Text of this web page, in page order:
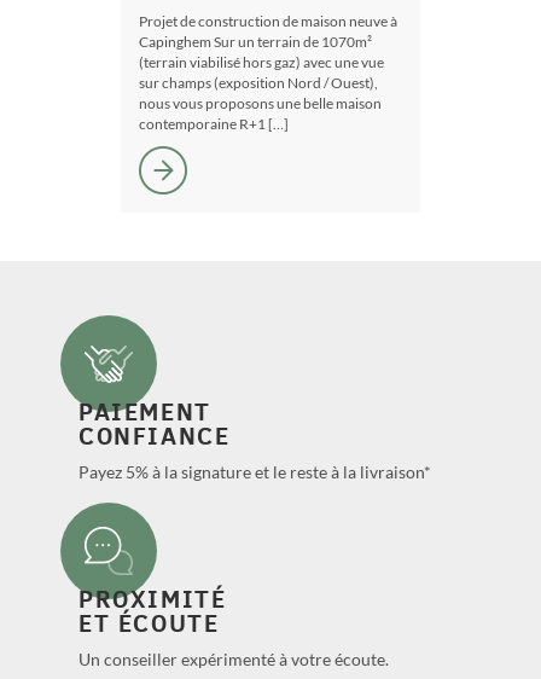
Projet de construction de maison neuve à
Capinghem Sur un terrain de 1070m²
(terrain viabilisé hors gaz) avec une vue
sur champs (exposition Nord / Ouest),
nous vous proposons une belle maison
contemporaine R+1 […]
PAIEMENT
CONFIANCE
Payez 5% à la signature et le reste à la livraison*
PROXIMITÉ
ET ÉCOUTE
Un conseiller expérimenté à votre écoute.